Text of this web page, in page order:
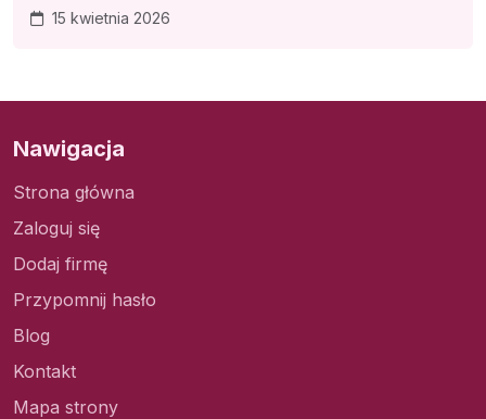
15 kwietnia 2026
Nawigacja
Strona główna
Zaloguj się
Dodaj firmę
Przypomnij hasło
Blog
Kontakt
Mapa strony